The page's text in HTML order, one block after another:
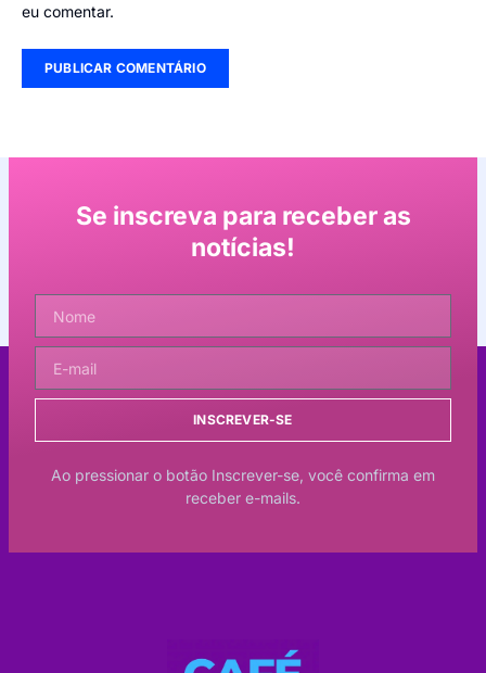
eu comentar.
Se inscreva para receber as
notícias!
INSCREVER-SE
Ao pressionar o botão Inscrever-se, você confirma em
receber e-mails.